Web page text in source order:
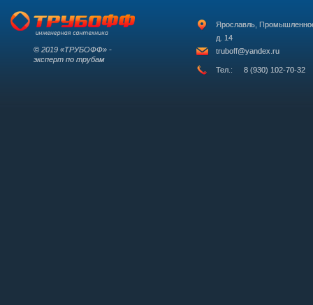
© 2019 «ТРУБОФФ» -
эксперт по трубам
Ярославль,
д. 14
truboff@yandex.ru
Тел.: 8 (930) 102-70-32